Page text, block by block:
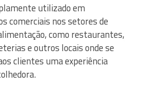
utilizado em
comerciais nos setores de
como restaurantes,
e outros locais onde se
clientes uma experiência